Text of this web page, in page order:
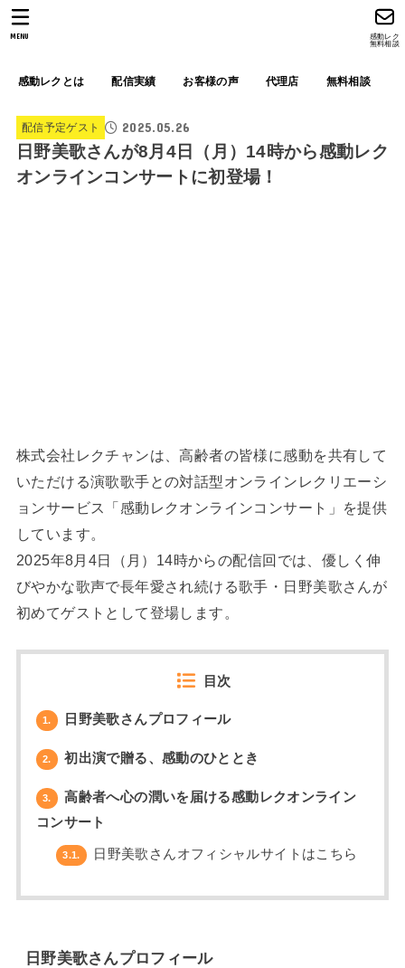
感動レクとは 配信実績 お客様の声 代理店 無料相談
感動レク
無料相談
MENU
配信予定ゲスト 2025.05.26
日野美歌さんが8月4日（月）14時から感動レク
オンラインコンサートに初登場！
株式会社レクチャンは、高齢者の皆様に感動を共有して
いただける演歌歌手との対話型オンラインレクリエーシ
ョンサービス「感動レクオンラインコンサート」を提供
しています。
2025年8月4日（月）14時からの配信回では、優しく伸
びやかな歌声で長年愛され続ける歌手・日野美歌さんが
初めてゲストとして登場します。
目次
1. 日野美歌さんプロフィール
2. 初出演で贈る、感動のひととき
3.
高齢者へ心の潤いを届ける感動レクオンライン
コンサート
3.1. 日野美歌さんオフィシャルサイトはこちら
日野美歌さんプロフィール